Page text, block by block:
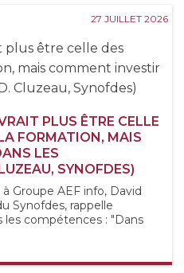
27 JUILLET 2026
PLUS ÊTRE CELLE
FORMATION, MAIS
LES
SYNOFDES)
Groupe AEF info, David
Synofdes, rappelle
compétences : "Dans